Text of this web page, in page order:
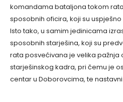
komandama bataljona tokom
sposobnih oficira, koji su
Isto tako, u samim jedinicama
sposobnih starješina, koji su
rata posvećivana je velika pažnja
starješinskog kadra, pri čemu je
centar u Doborovcima, te nastavni